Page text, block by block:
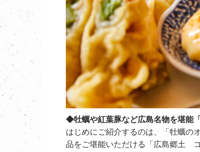
◆牡蠣や紅葉豚など広島名物を堪能
はじめにご紹介するのは、「牡蠣の
品をご堪能いただける「広島郷土